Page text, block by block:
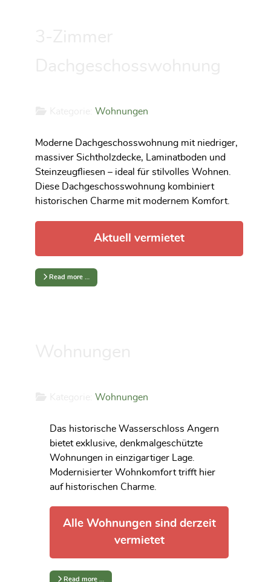
Wohnungen
Moderne Dachgeschosswohnung mit niedriger,
massiver Sichtholzdecke, Laminatboden und
Steinzeugfliesen – ideal für stilvolles Wohnen.
Diese Dachgeschosswohnung kombiniert
historischen Charme mit modernem Komfort.
Aktuell vermietet
Read more …
Wohnungen
Das historische Wasserschloss Angern
bietet exklusive, denkmalgeschützte
Wohnungen in einzigartiger Lage.
Modernisierter Wohnkomfort trifft hier
auf historischen Charme.
Alle Wohnungen sind derzeit
vermietet
Read more …